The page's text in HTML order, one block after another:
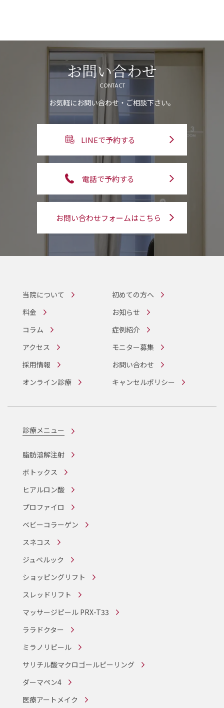
お問い合わせ
CONTACT
お気軽にお問い合わせ・ご相談下さい。
LINEで予約する
電話で予約する
お問い合わせフォームはこちら
当院について
初めての方へ
料金
お知らせ
コラム
症例紹介
アクセス
モニター募集
採用情報
お問い合わせ
オンライン診療
キャンセルポリシー
診療メニュー
脂肪溶解注射
ボトックス
ヒアルロン酸
プロファイロ
ベビーコラーゲン
スネコス
ジュベルック
ショッピングリフト
スレッドリフト
マッサージピール PRX-T33
ララドクター
ミラノリピール
サリチル酸マクロゴールピーリング
ダーマペン4
医療アートメイク